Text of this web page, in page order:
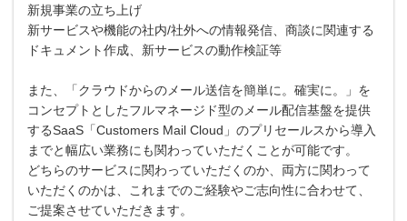
新規事業の立ち上げ
新サービスや機能の社内/社外への情報発信、商談に関連する
ドキュメント作成、新サービスの動作検証等
また、「クラウドからのメール送信を簡単に。確実に。」を
コンセプトとしたフルマネージド型のメール配信基盤を提供
するSaaS「Customers Mail Cloud」のプリセールスから導入
までと幅広い業務にも関わっていただくことが可能です。
どちらのサービスに関わっていただくのか、両方に関わって
いただくのかは、これまでのご経験やご志向性に合わせて、
ご提案させていただきます。